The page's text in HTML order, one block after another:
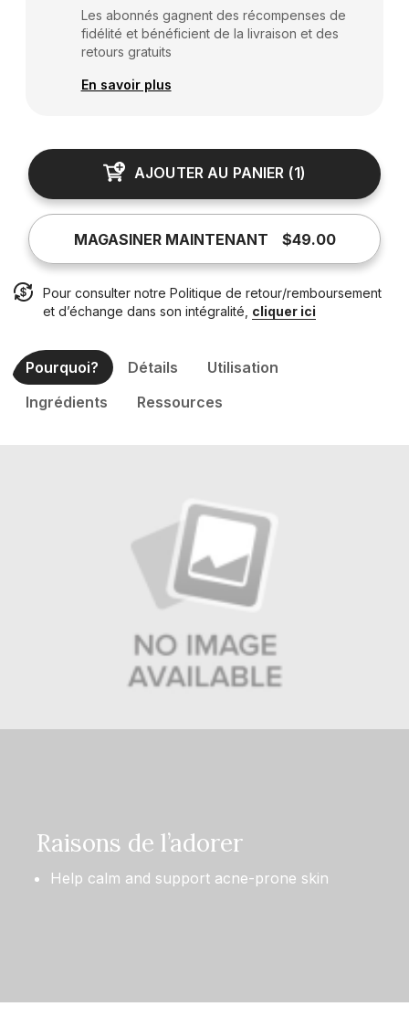
Les abonnés gagnent des récompenses de
fidélité et bénéficient de la livraison et des
retours gratuits
En savoir plus
AJOUTER AU PANIER (1)
MAGASINER MAINTENANT $49.00
Pour consulter notre Politique de retour/remboursement
et d’échange dans son intégralité, cliquer ici
Pourquoi? Détails
Utilisation
Ingrédients
Ressources
Raisons de l’adorer
Help calm and support acne-prone skin